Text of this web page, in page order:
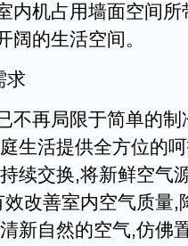
内机占用墙面空间
阔的生活空间。
求
不再局限于简单的
生活提供全方位的
续交换,将新鲜空气
改善室内空气质量,
新自然的空气,仿佛